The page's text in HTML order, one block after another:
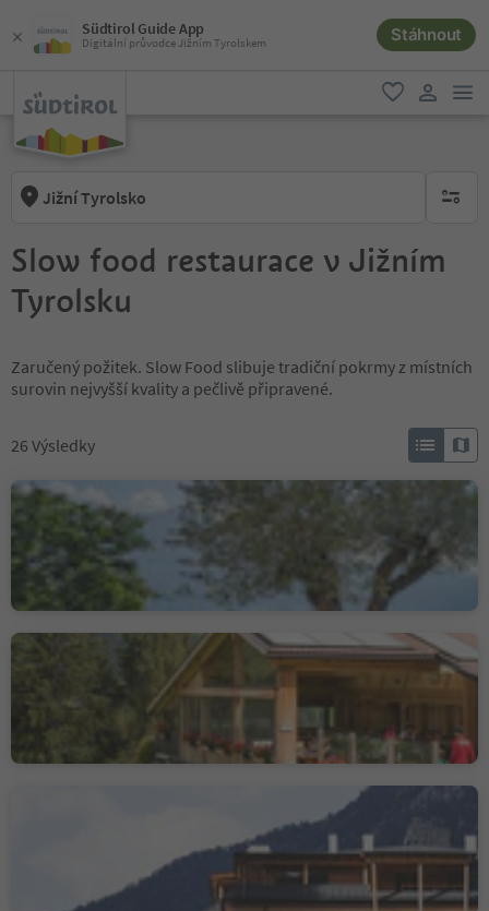
Südtirol Guide App
Digitální průvodce Jižním Tyrolskem Stáhnout
oblíbené
Jižní Tyrolsko brak
Slow food restaurace v Jižním
Tyrolsku
Zaručený požitek. Slow Food slibuje tradiční pokrmy z místních
surovin nejvyšší kvality a pečlivě připravené.
26 Výsledky
Oberlechner
Jorahütte / Rif. Jora
Hotel Ristorante
Waldheim
Martello/Martell, Martell/Martello, Vinschgau/Val Venosta